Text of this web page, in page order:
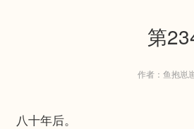
第
作者：鱼抱崽
八十年后。